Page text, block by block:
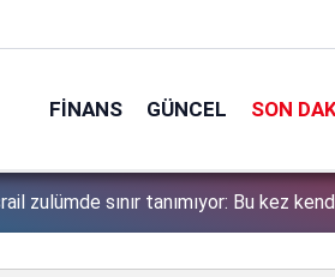
FINANS GÜNCEL SON
zulümde sınır tanımıyor: Bu kez